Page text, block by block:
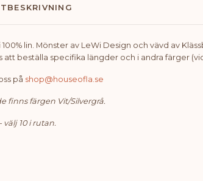
lin. Mönster av LeWi Design och vävd av
att beställa specifika längder och i andra färger
på shop@houseofla.se
finns färgen Vit/Silvergrå.
välj 10 i rutan.